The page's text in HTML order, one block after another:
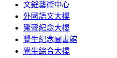
文錙藝術中心
外國語文大樓
驚聲紀念大樓
覺生紀念圖書館
覺生綜合大樓